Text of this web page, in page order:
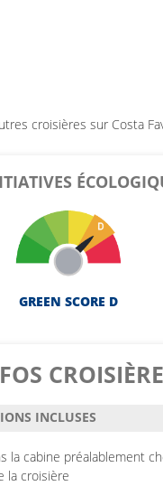
croisières sur Costa
GREEN SCORE D
CROISIÈRE
INCLUSES
la cabine préalablement
la croisière